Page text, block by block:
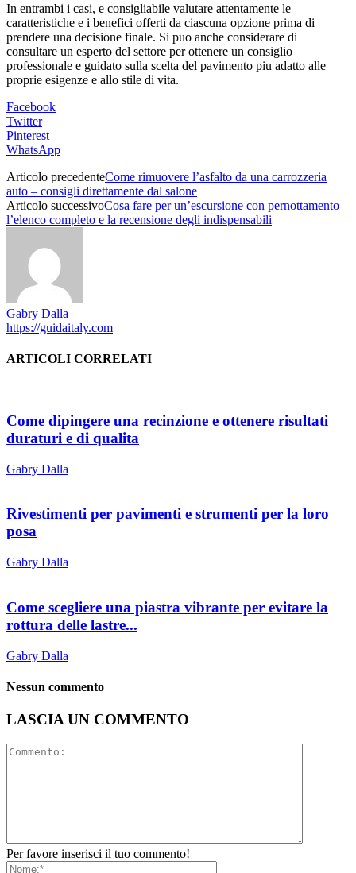
In entrambi i casi, e consigliabile valutare attentamente le
caratteristiche e i benefici offerti da ciascuna opzione prima di
prendere una decisione finale. Si puo anche considerare di
consultare un esperto del settore per ottenere un consiglio
professionale e guidato sulla scelta del pavimento piu adatto alle
proprie esigenze e allo stile di vita.
Facebook
Twitter
Pinterest
WhatsApp
Articolo precedenteCome rimuovere l’asfalto da una carrozzeria
auto – consigli direttamente dal salone
Articolo successivoCosa fare per un’escursione con pernottamento –
l’elenco completo e la recensione degli indispensabili
Gabry Dalla
https://guidaitaly.com
ARTICOLI CORRELATI
Come dipingere una recinzione e ottenere risultati
duraturi e di qualita
Gabry Dalla
Rivestimenti per pavimenti e strumenti per la loro
posa
Gabry Dalla
Come scegliere una piastra vibrante per evitare la
rottura delle lastre...
Gabry Dalla
Nessun commento
LASCIA UN COMMENTO
Per favore inserisci il tuo commento!